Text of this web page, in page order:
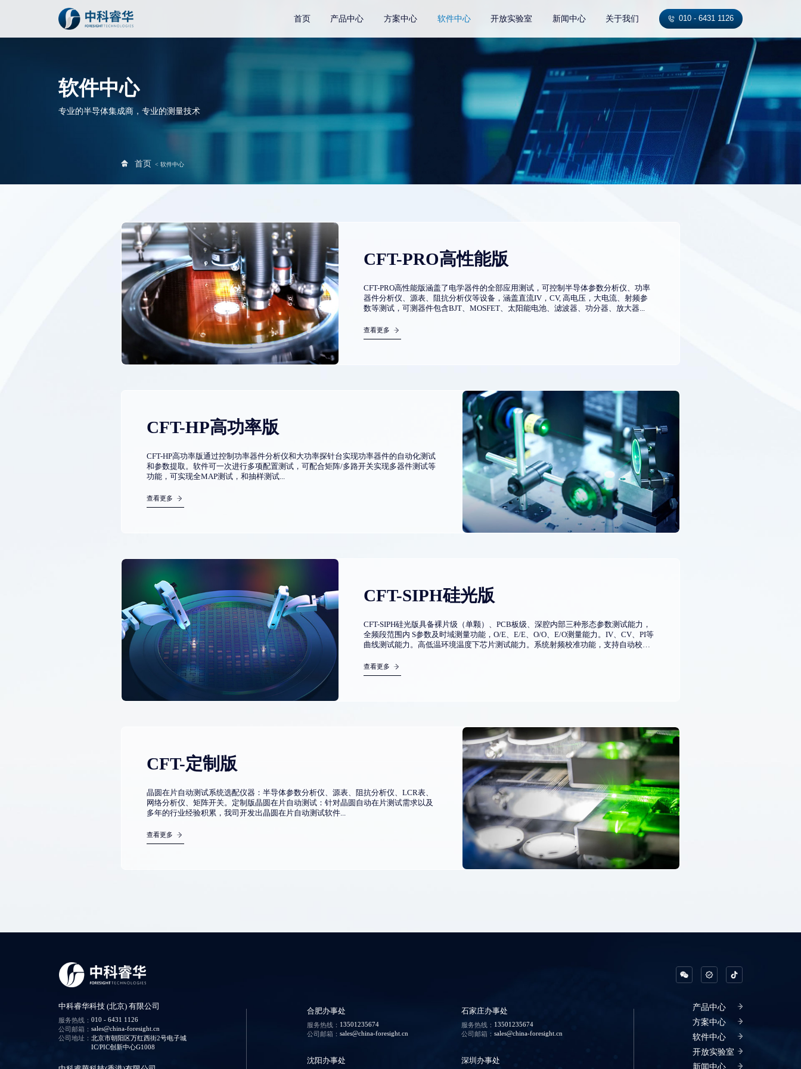
首页 产品中心 方案中心 软件中心 开放实验室 新闻中心 关于我们 010 - 6431 1126
软件中心
专业的半导体集成商，专业的测量技术
首页 < 软件中心
CFT-PRO高性能版
CFT-PRO高性能版涵盖了电学器件的全部应用测试，可控制半导体参数分析仪、功率
器件分析仪、源表、阻抗分析仪等设备，涵盖直流IV，CV, 高电压，大电流、射频参
数等测试，可测器件包含BJT、MOSFET、太阳能电池、滤波器、功分器、放大器...
查看更多
CFT-HP高功率版
CFT-HP高功率版通过控制功率器件分析仪和大功率探针台实现功率器件的自动化测试
和参数提取。软件可一次进行多项配置测试，可配合矩阵/多路开关实现多器件测试等
功能，可实现全MAP测试，和抽样测试...
查看更多
CFT-SIPH硅光版
CFT-SIPH硅光版具备裸片级（单颗）、PCB板级、深腔内部三种形态参数测试能力，
全频段范围内 S参数及时域测量功能，O/E、E/E、O/O、E/O测量能力。IV、CV、PI等
曲线测试能力。高低温环境温度下芯片测试能力。系统射频校准功能，支持自动校
查看更多
CFT-定制版
晶圆在片自动测试系统选配仪器：半导体参数分析仪、源表、阻抗分析仪、LCR表、
网络分析仪、矩阵开关。定制版晶圆在片自动测试：针对晶圆自动在片测试需求以及
多年的行业经验积累，我司开发出晶圆在片自动测试软件...
查看更多
中科睿华科技 (北京) 有限公司
服务热线： 010 - 6431 1126
公司邮箱： sales@china-foresight.cn
公司地址： 北京市朝阳区万红西街2号电子城
IC/PIC创新中心G1008
合肥办事处
服务热线： 13501235674
公司邮箱： sales@china-foresight.cn
石家庄办事处
服务热线： 13501235674
公司邮箱：sales@china-foresight.cn
沈阳办事处 深圳办事处
产品中心
方案中心
软件中心
开放实验室
新闻中心